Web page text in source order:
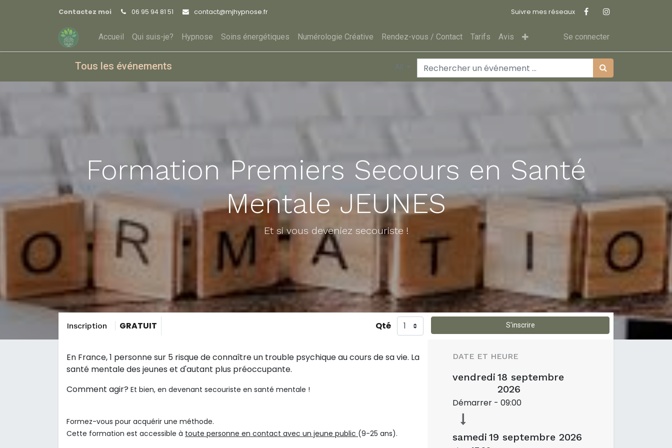
Contactez moi 06 95 94 81 51 contact@mjhypnose.fr Suivre mes réseaux
Accueil Qui suis-je? Hypnose Soins énergétiques Numérologie Créative Rendez-vous / Contact Tarifs Avis Se connecter
Tous les événements All
Formation Premiers Secours en Santé
Mentale JEUNES
Et si vous deveniez secouriste !
Inscription GRATUIT Qté S'inscrire
En France, 1 personne sur 5 risque de connaître un trouble psychique au cours de sa vie. La
santé mentale des jeunes et d'autant plus préoccupante.
Comment agir? Et bien, en devenant secouriste en santé mentale !
Formez-vous pour acquérir une méthode.
Cette formation est accessible à toute personne en contact avec un jeune public (9-25 ans).
DATE ET HEURE
vendredi 18 septembre
2026
Démarrer - 09:00
samedi 19 septembre 2026